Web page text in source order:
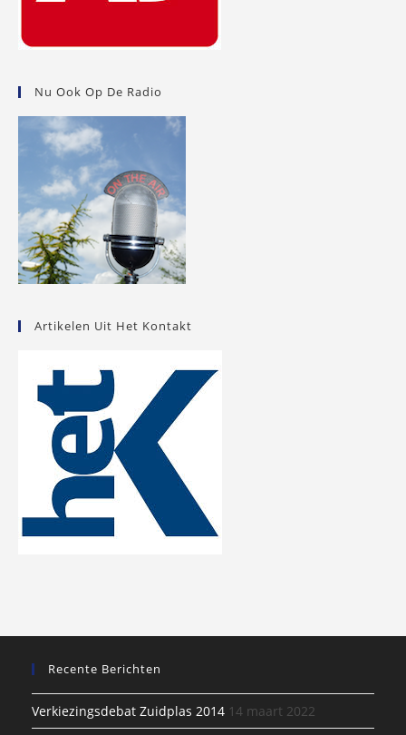
Nu Ook Op De Radio
Artikelen Uit Het Kontakt
Recente Berichten
Verkiezingsdebat Zuidplas 2014 14 maart 2022